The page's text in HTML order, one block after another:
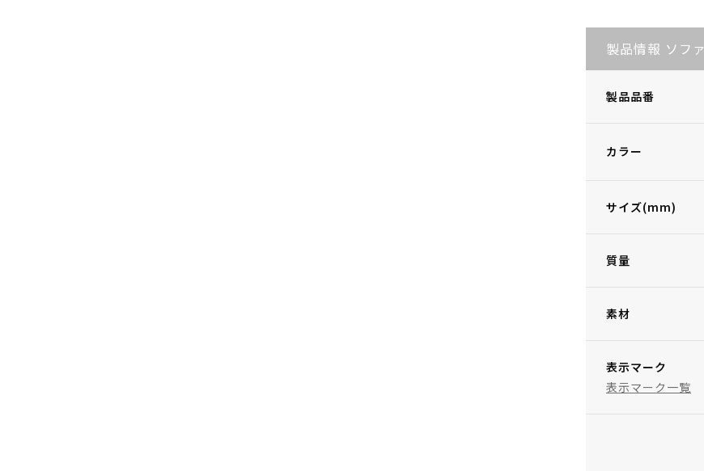
製品情報 ソファ
製品品番
カラー
サイズ(mm)
質量
素材
表示マーク
表示マーク一覧